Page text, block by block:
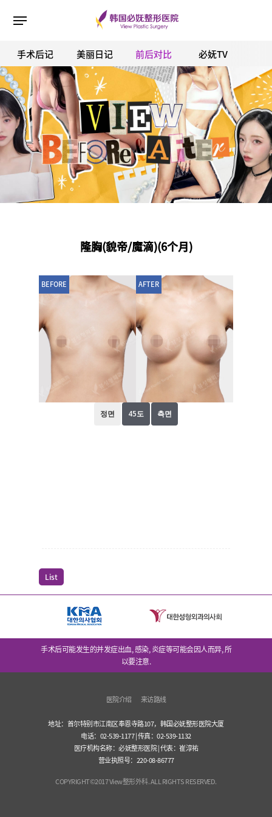
ESC 버튼을 누르면 검색창을 닫을 수 있습니다.
手术后记 美丽日记 前后对比 必妩TV
隆胸(貌帝/魔滴)(6个月)
BEFORE AFTER
List
手术后可能发生的并发症出血, 感染, 炎症等可能会因人而异, 所
以要注意.
医院介绍 来访路线
地址：首尔特别市江南区奉恩寺路107，韩国必妩整形医院大厦
电话：02-539-1177 | 传真：02-539-1132
医疗机构名称：必妩整形医院 | 代表：崔淳祐
营业执照号：220-08-86777
COPYRIGHT©2017 View整形外科. ALL RIGHTS RESERVED.